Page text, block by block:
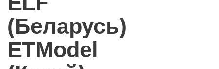
(Беларусь)
ETModel